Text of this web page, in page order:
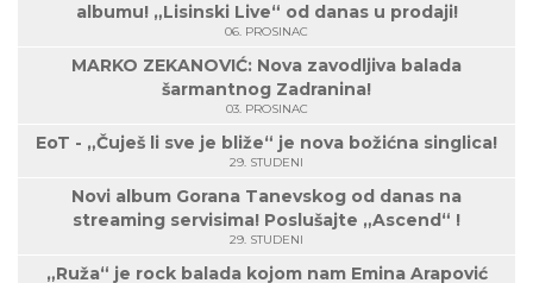
albumu! „Lisinski Live“ od danas u prodaji!
06. PROSINAC
MARKO ZEKANOVIĆ: Nova zavodljiva balada
šarmantnog Zadranina!
03. PROSINAC
EoT - „Čuješ li sve je bliže“ je nova božićna singlica!
29. STUDENI
Novi album Gorana Tanevskog od danas na
streaming servisima! Poslušajte „Ascend“ !
29. STUDENI
„Ruža“ je rock balada kojom nam Emina Arapović